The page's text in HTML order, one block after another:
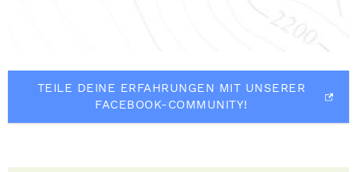
TEILE DEINE ERFAHRUNGEN MIT UNSERER
FACEBOOK-COMMUNITY!